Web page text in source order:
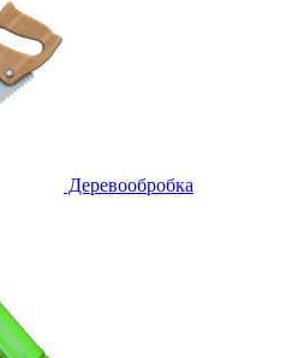
Деревообробка